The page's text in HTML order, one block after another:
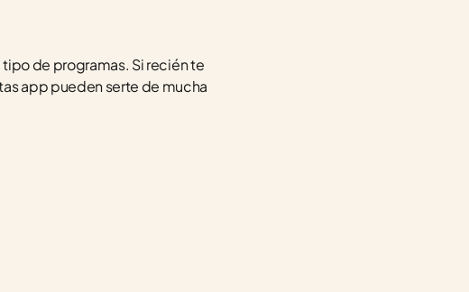
de programas. Si recién te
app pueden serte de mucha